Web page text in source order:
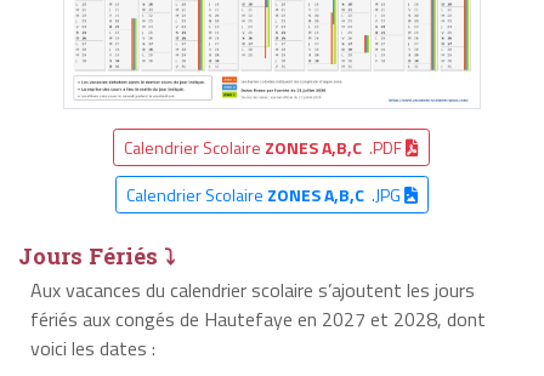
Calendrier Scolaire ZONES A,B,C .PDF
Calendrier Scolaire ZONES A,B,C.JPG
Jours Fériés ⤵
Aux vacances du calendrier scolaire s’ajoutent les jours
fériés aux congés de Hautefaye en 2027 et 2028, dont
voici les dates :